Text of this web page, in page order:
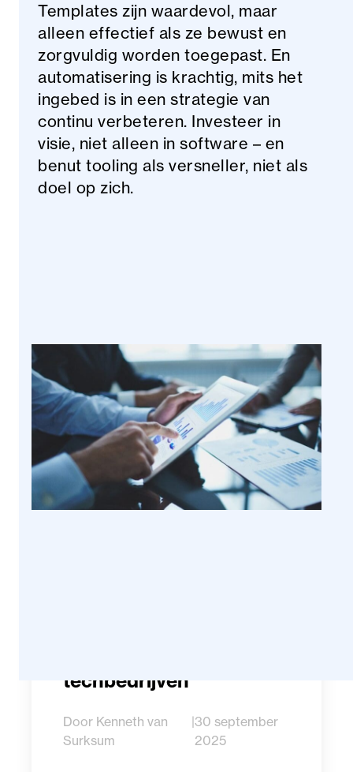
Templates zijn waardevol, maar
alleen effectief als ze bewust en
zorgvuldig worden toegepast. En
automatisering is krachtig, mits het
ingebed is in een strategie van
continu verbeteren. Investeer in
visie, niet alleen in software – en
benut tooling als versneller, niet als
doel op zich.
techbedrijven
Door Kenneth van
Surksum
|30 september
2025